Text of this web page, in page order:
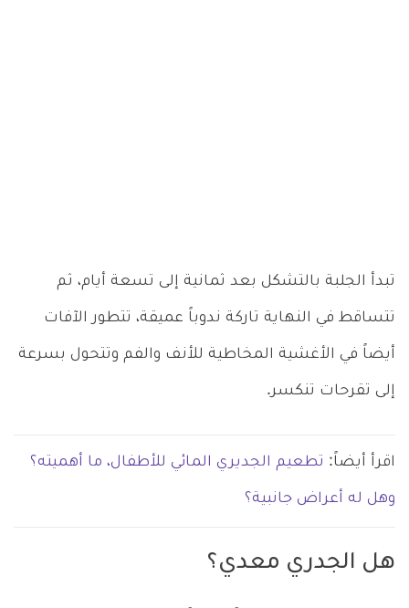
تبدأ الجلبة بالتشكل بعد ثمانية إلى تسعة أيام، ثم
تتساقط في النهاية تاركة ندوباً عميقة، تتطور الآفات
أيضاً في الأغشية المخاطية للأنف والفم وتتحول بسرعة
إلى تقرحات تنكسر.
اقرأ أيضاً: تطعيم الجديري المائي للأطفال، ما أهميته؟
وهل له أعراض جانبية؟
هل الجدري معدي؟